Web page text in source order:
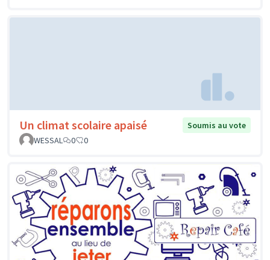
Un climat scolaire apaisé
Soumis au vote
WESSAL
0 0